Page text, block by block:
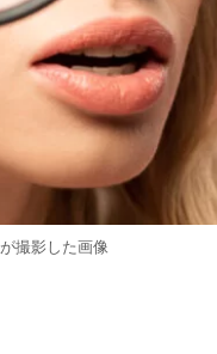
が撮影した画像